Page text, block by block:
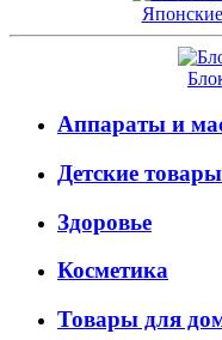
Аппараты и
Детские товары
Здоровье
Косметика
Товары для